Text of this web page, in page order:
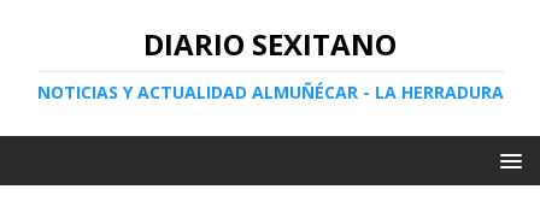
DIARIO SEXITANO
NOTICIAS Y ACTUALIDAD ALMUÑÉCAR - LA HERRADURA